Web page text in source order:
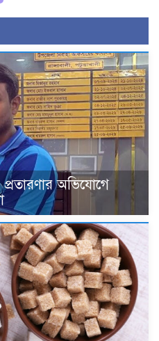
অভিযোগে